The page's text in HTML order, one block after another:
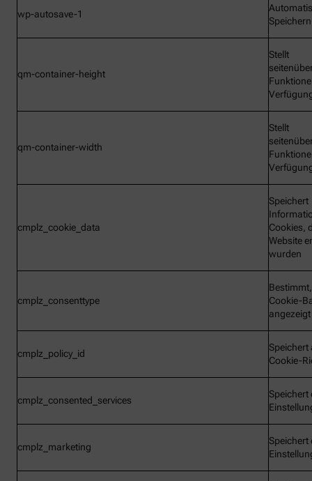
wp-autosave-1
Speichern
qm-container-height
Stellt
qm-container-width
Stellt
cmplz_cookie_data
Speichert
Cookies,
Website
wurden
cmplz_consenttype
Cookie-
cmplz_policy_id
Speichert
Cookie-
cmplz_consented_services
Speichert
cmplz_marketing
Speichert